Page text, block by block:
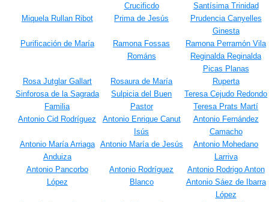
Crucificdo
Santísima Trinidad
Miquela Rullan Ribot
Prima de Jesús
Prudencia Canyelles
Ginesta
Purificación de María
Ramona Fossas
Románs
Ramona Perramón Vila
Reginalda Reginalda
Picas Planas
Rosa Jutglar Gallart
Rosaura de María
Ruperta
Sinforosa de la Sagrada
Familia
Sulpicia del Buen
Pastor
Teresa Cejudo Redondo
Teresa Prats Martí
Antonio Cid Rodríguez
Antonio Enrique Canut
Isús
Antonio Fernández
Camacho
Antonio María Arriaga
Anduiza
Antonio María de Jesús
Antonio Mohedano
Larriva
Antonio Pancorbo
López
Antonio Rodríguez
Blanco
Antonio Rodrigo Anton
Antonio Sáez de Ibarra
López